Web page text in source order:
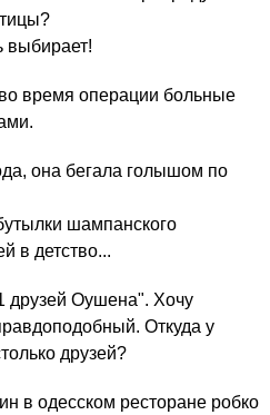
выбирает!
время операции больные
она бегала голышом по
шампанского
в детство...
друзей Оушена". Хочу
Откуда у
друзей?
в одесском ресторане робко